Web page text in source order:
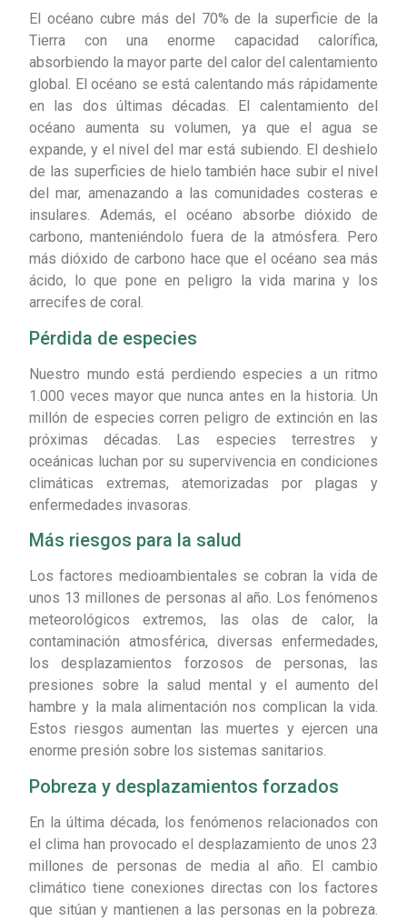
El océano cubre más del 70% de la superficie de la
Tierra con una enorme capacidad calorífica,
absorbiendo la mayor parte del calor del calentamiento
global. El océano se está calentando más rápidamente
en las dos últimas décadas. El calentamiento del
océano aumenta su volumen, ya que el agua se
expande, y el nivel del mar está subiendo. El deshielo
de las superficies de hielo también hace subir el nivel
del mar, amenazando a las comunidades costeras e
insulares. Además, el océano absorbe dióxido de
carbono, manteniéndolo fuera de la atmósfera. Pero
más dióxido de carbono hace que el océano sea más
ácido, lo que pone en peligro la vida marina y los
arrecifes de coral.
Pérdida de especies
Nuestro mundo está perdiendo especies a un ritmo
1.000 veces mayor que nunca antes en la historia. Un
millón de especies corren peligro de extinción en las
próximas décadas. Las especies terrestres y
oceánicas luchan por su supervivencia en condiciones
climáticas extremas, atemorizadas por plagas y
enfermedades invasoras.
Más riesgos para la salud
Los factores medioambientales se cobran la vida de
unos 13 millones de personas al año. Los fenómenos
meteorológicos extremos, las olas de calor, la
contaminación atmosférica, diversas enfermedades,
los desplazamientos forzosos de personas, las
presiones sobre la salud mental y el aumento del
hambre y la mala alimentación nos complican la vida.
Estos riesgos aumentan las muertes y ejercen una
enorme presión sobre los sistemas sanitarios.
Pobreza y desplazamientos forzados
En la última década, los fenómenos relacionados con
el clima han provocado el desplazamiento de unos 23
millones de personas de media al año. El cambio
climático tiene conexiones directas con los factores
que sitúan y mantienen a las personas en la pobreza.